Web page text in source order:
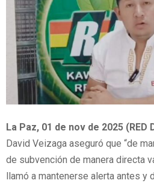
La Paz, 01 de nov de 2025 (RED
David Veizaga aseguró que “de
de subvención de manera directa
llamó a mantenerse alerta antes y